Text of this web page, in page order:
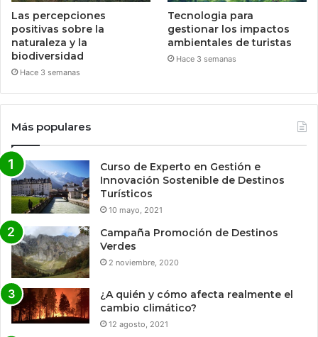
Las percepciones
positivas sobre la
naturaleza y la
biodiversidad
Hace 3 semanas
Tecnologia para
gestionar los impactos
ambientales de turistas
Hace 3 semanas
Más populares
Curso de Experto en Gestión e
Innovación Sostenible de Destinos
Turísticos
10 mayo, 2021
Campaña Promoción de Destinos
Verdes
2 noviembre, 2020
¿A quién y cómo afecta realmente el
cambio climático?
12 agosto, 2021